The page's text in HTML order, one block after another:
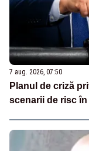
7 aug. 2026, 07:50
Planul de criză
scenarii de risc